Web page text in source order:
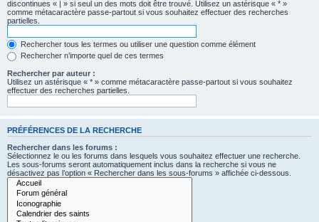
discontinues « | » si seul un des mots doit être trouvé. Utilisez un astérisque « * »
comme métacaractère passe-partout si vous souhaitez effectuer des recherches
partielles.
Rechercher tous les termes ou utiliser une question comme élément
Rechercher n’importe quel de ces termes
Rechercher par auteur :
Utilisez un astérisque « * » comme métacaractère passe-partout si vous souhaitez
effectuer des recherches partielles.
PRÉFÉRENCES DE LA RECHERCHE
Rechercher dans les forums :
Sélectionnez le ou les forums dans lesquels vous souhaitez effectuer une recherche.
Les sous-forums seront automatiquement inclus dans la recherche si vous ne
désactivez pas l’option « Rechercher dans les sous-forums » affichée ci-dessous.